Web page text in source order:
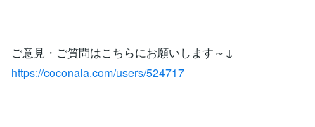
ご意見・ご質問はこちらにお願いします～↓
https://coconala.com/users/524717